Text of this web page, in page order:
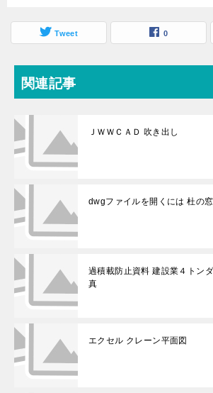
Tweet 0
関連記事
ＪＷＷＣＡＤ 吹き出し
dwgファイルを開くには 杜の窓
過積載防止資料 建設業４トン
真
エクセル クレーン平面図